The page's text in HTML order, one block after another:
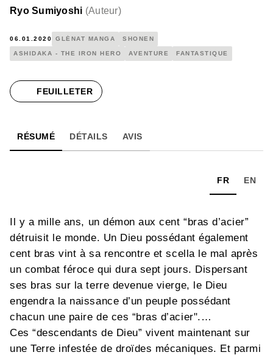
Ryo Sumiyoshi (Auteur)
06.01.2020 GLÉNAT MANGA SHONEN
ASHIDAKA - THE IRON HERO AVENTURE FANTASTIQUE
FEUILLETER
RÉSUMÉ DÉTAILS AVIS
FR EN
Il y a mille ans, un démon aux cent “bras d’acier”
détruisit le monde. Un Dieu possédant également
cent bras vint à sa rencontre et scella le mal après
un combat féroce qui dura sept jours. Dispersant
ses bras sur la terre devenue vierge, le Dieu
engendra la naissance d’un peuple possédant
chacun une paire de ces “bras d’acier".…
Ces “descendants de Dieu” vivent maintenant sur
une Terre infestée de droïdes mécaniques. Et parmi